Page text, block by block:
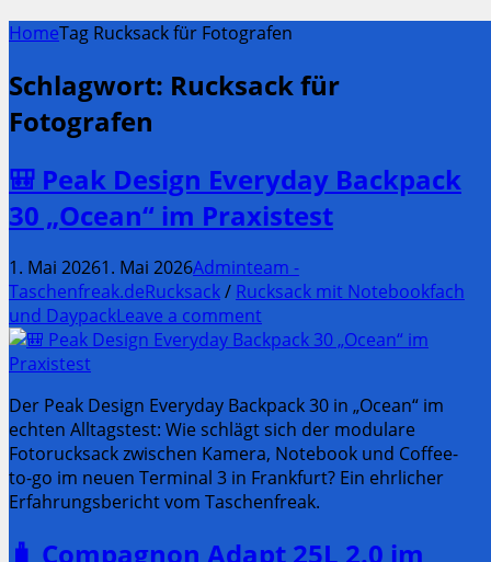
HomeTag Rucksack für Fotografen
Schlagwort: Rucksack für
Fotografen
🎒 Peak Design Everyday Backpack
30 „Ocean“ im Praxistest
1. Mai 20261. Mai 2026Adminteam -
Taschenfreak.deRucksack/ Rucksack mit Notebookfach
und DaypackLeave a comment
Der Peak Design Everyday Backpack 30 in „Ocean“ im
echten Alltagstest: Wie schlägt sich der modulare
Fotorucksack zwischen Kamera, Notebook und Coffee-
to-go im neuen Terminal 3 in Frankfurt? Ein ehrlicher
Erfahrungsbericht vom Taschenfreak.
🧳 Compagnon Adapt 25L 2.0 im